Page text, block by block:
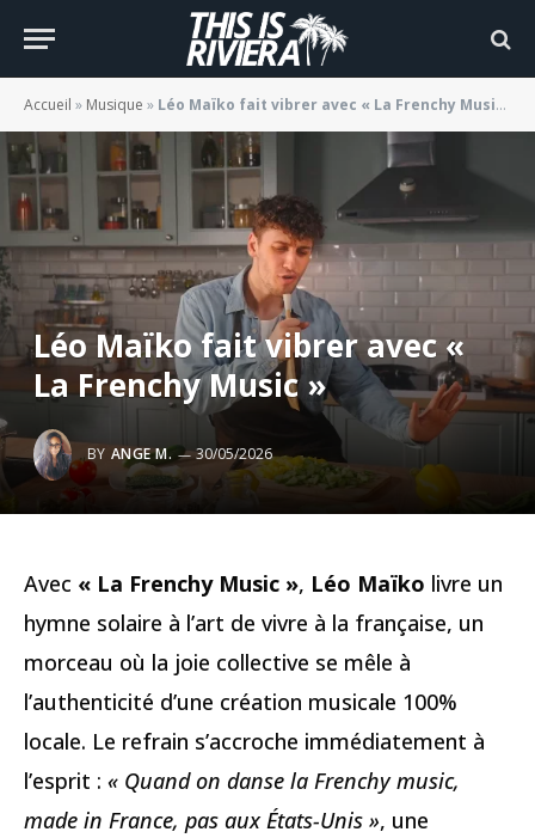
Accueil » Musique » Léo Maïko fait vibrer avec « La Frenchy Music »
Léo Maïko fait vibrer avec «
La Frenchy Music »
BY ANGE M. 30/05/2026
Avec « La Frenchy Music », Léo Maïko livre un
hymne solaire à l’art de vivre à la française, un
morceau où la joie collective se mêle à
l’authenticité d’une création musicale 100%
locale. Le refrain s’accroche immédiatement à
l’esprit : « Quand on danse la Frenchy music,
made in France, pas aux États-Unis », une